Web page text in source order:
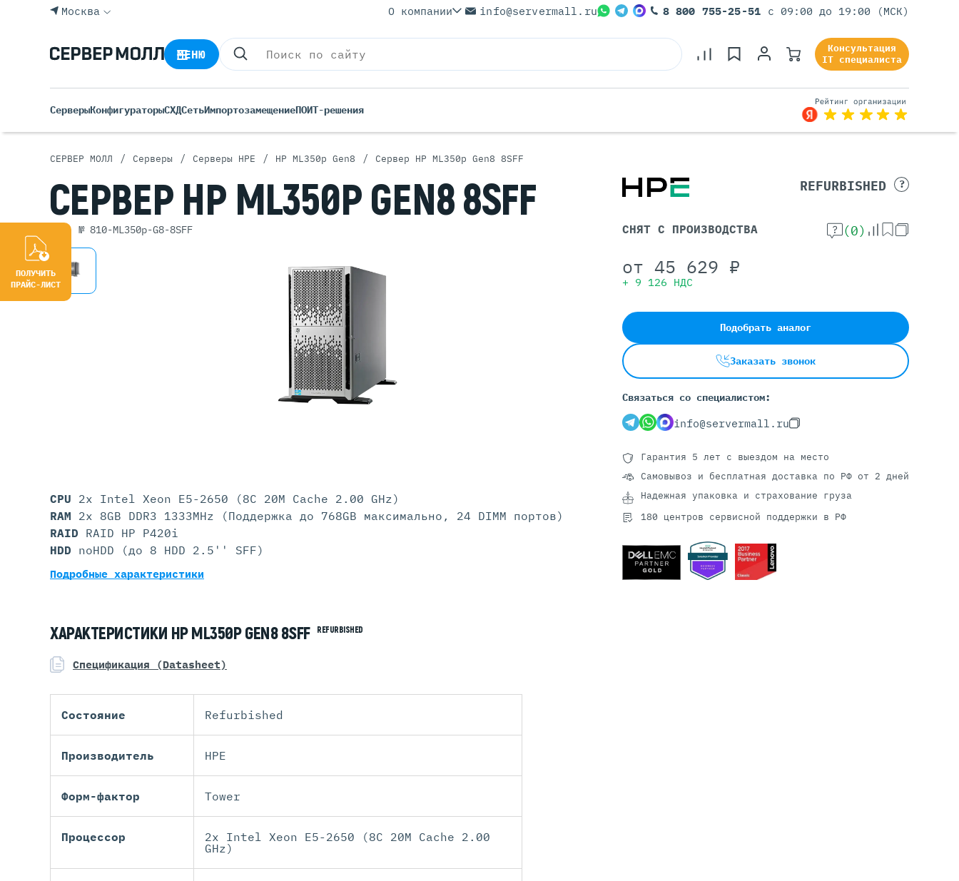
Rack Серверы
Tower Серверы
Blade Серверы
Серверы Lenovo
Серверы XFusion
Серверы Huawei Atlas
Серверы Для Виртуализации
Серверы Для ИИ
Серверы DELL
DELL G17
Серверы С GPU
С GPU NVIDIA
С GPU Huawei Ascend
С 4 GPU
С 8 GPU
Москва О компании info@servermall.ru 8 800 755-25-51 с 09:00 до 19:00 (МСК)
МЕНЮ
Консультация
IT специалиста
СерверыКонфигураторыСХДСетьИмпортозамещениеПОИТ-решения
СЕРВЕР МОЛЛ / Серверы / Серверы HPE / HP ML350p Gen8 / Сервер HP ML350p Gen8 8SFF
СЕРВЕР HP ML350P GEN88SFF
арт. № 810-ML350p-G8-8SFF
REFURBISHED ?
(0)
СНЯТ С ПРОИЗВОДСТВА
от 45 629 ₽
+ 9 126 НДС
Подобрать аналог
Заказать звонок
Связаться со специалистом:
info@servermall.ru
Гарантия 5 лет с выездом на место
Самовывоз и бесплатная доставка по РФ от 2 дней
Надежная упаковка и страхование груза
180 центров сервисной поддержки в РФ
CPU 2x Intel Xeon E5-2650 (8C 20M Cache 2.00 GHz)
RAM 2x 8GB DDR3 1333MHz (Поддержка до 768GB максимально, 24 DIMM портов)
RAID RAID HP P420i
HDD noHDD (до 8 HDD 2.5'' SFF)
Подробные характеристики
ХАРАКТЕРИСТИКИ HP ML350P GEN8 8SFF REFURBISHED
Спецификация (Datasheet)
Состояние Refurbished
Производитель HPE
Форм-фактор Tower
Процессор
2x Intel Xeon E5-2650 (8C 20M Cache 2.00
GHz)
ПОЛУЧИТЬ
ПРАЙС-ЛИСТ